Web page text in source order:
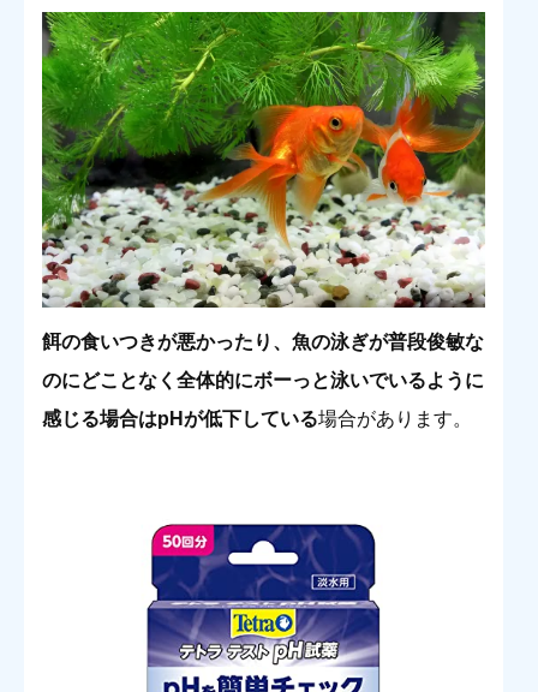
餌の食いつきが悪かったり、魚の泳ぎが普段俊敏な
のにどことなく全体的にボーっと泳いでいるように
感じる場合はpHが低下している場合があります。